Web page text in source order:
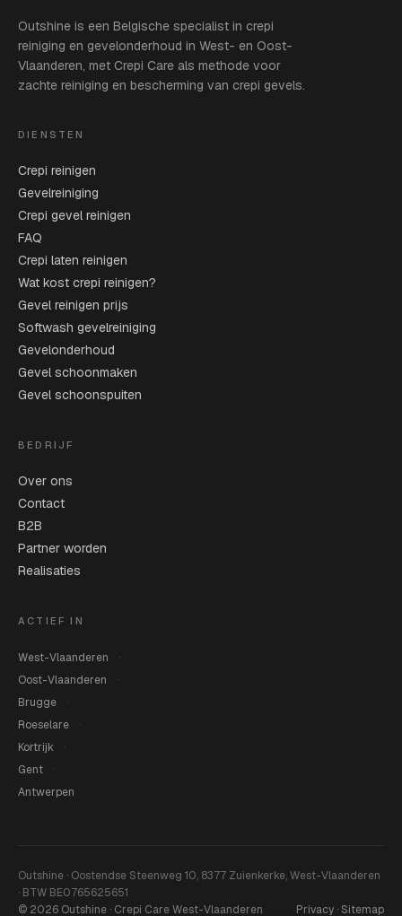
Outshine is een Belgische specialist in crepi
reiniging en gevelonderhoud in West- en Oost-
Vlaanderen, met Crepi Care als methode voor
zachte reiniging en bescherming van crepi gevels.
DIENSTEN
Crepi reinigen
Gevelreiniging
Crepi gevel reinigen
FAQ
Crepi laten reinigen
Wat kost crepi reinigen?
Gevel reinigen prijs
Softwash gevelreiniging
Gevelonderhoud
Gevel schoonmaken
Gevel schoonspuiten
BEDRIJF
Over ons
Contact
B2B
Partner worden
Realisaties
ACTIEF IN
West-Vlaanderen
Oost-Vlaanderen
Brugge
Roeselare
Kortrijk
Gent
Antwerpen
Outshine · Oostendse Steenweg 10, 8377 Zuienkerke, West-Vlaanderen
· BTW BE0765625651
© 2026 Outshine · Crepi Care West-Vlaanderen
Privacy · Sitemap